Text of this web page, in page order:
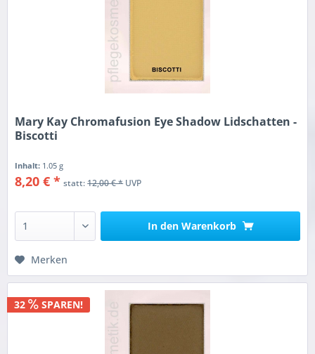
Mary Kay Chromafusion Eye Shadow Lidschatten -
Biscotti
Inhalt: 1.05 g
8,20 € * statt:12,00 € *UVP
In den Warenkorb
Merken
32 SPAREN!